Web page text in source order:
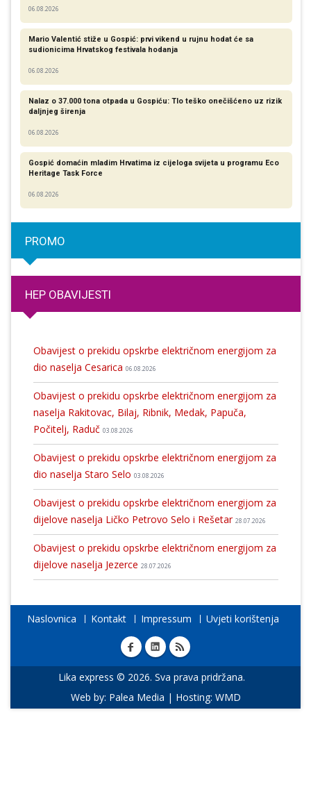
06.08.2026
Mario Valentić stiže u Gospić: prvi vikend u rujnu hodat će sa
sudionicima Hrvatskog festivala hodanja
06.08.2026
Nalaz o 37.000 tona otpada u Gospiću: Tlo teško onečišćeno uz rizik
daljnjeg širenja
06.08.2026
Gospić domaćin mladim Hrvatima iz cijeloga svijeta u programu Eco
Heritage Task Force
06.08.2026
PROMO
HEP OBAVIJESTI
Obavijest o prekidu opskrbe električnom energijom za
dio naselja Cesarica 06.08.2026
Obavijest o prekidu opskrbe električnom energijom za
naselja Rakitovac, Bilaj, Ribnik, Medak, Papuča,
Počitelj, Raduč 03.08.2026
Obavijest o prekidu opskrbe električnom energijom za
dio naselja Staro Selo 03.08.2026
Obavijest o prekidu opskrbe električnom energijom za
dijelove naselja Ličko Petrovo Selo i Rešetar 28.07.2026
Obavijest o prekidu opskrbe električnom energijom za
dijelove naselja Jezerce 28.07.2026
Naslovnica Kontakt Impressum Uvjeti korištenja
Lika express © 2026. Sva prava pridržana.
Web by: Palea Media | Hosting: WMD